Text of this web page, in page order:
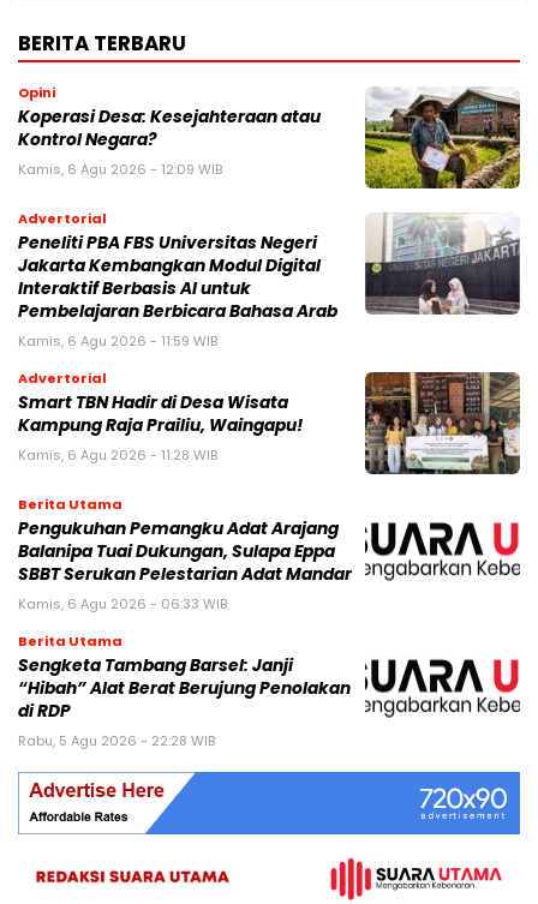
BERITA TERBARU
Opini
Koperasi Desa: Kesejahteraan atau
Kontrol Negara?
Kamis, 6 Agu 2026 - 12:09 WIB
Advertorial
Peneliti PBA FBS Universitas Negeri
Jakarta Kembangkan Modul Digital
Interaktif Berbasis AI untuk
Pembelajaran Berbicara Bahasa Arab
Kamis, 6 Agu 2026 - 11:59 WIB
Advertorial
Smart TBN Hadir di Desa Wisata
Kampung Raja Prailiu, Waingapu!
Kamis, 6 Agu 2026 - 11:28 WIB
Berita Utama
Pengukuhan Pemangku Adat Arajang
Balanipa Tuai Dukungan, Sulapa Eppa
SBBT Serukan Pelestarian Adat Mandar
Kamis, 6 Agu 2026 - 06:33 WIB
Berita Utama
Sengketa Tambang Barsel: Janji
“Hibah” Alat Berat Berujung Penolakan
di RDP
Rabu, 5 Agu 2026 - 22:28 WIB